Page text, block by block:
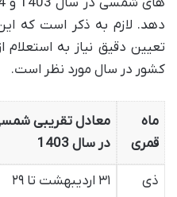
دهد. لازم به ذکر است که
تعیین دقیق نیاز به
کشور در سال مورد نظر است.
ماه
قمری
معادل تقریبی
در سال 1403
ذی
۳۱ اردیبهشت تا ۲۹